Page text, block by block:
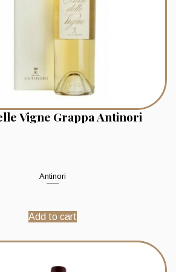
Vigne Grappa Antinori
Antinori
Add to cart